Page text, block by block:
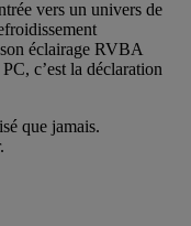
vers un univers de
éclairage RVBA
c’est la déclaration
que jamais.